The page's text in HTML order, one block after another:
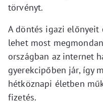
törvényt.
A döntés igazi előnyeit
lehet most
országban az internet
gyerekcipőben jár, így
hétköznapi életben
fizetés.